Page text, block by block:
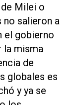
Milei o
no salieron a
el gobierno
la misma
de
globales es
y ya se